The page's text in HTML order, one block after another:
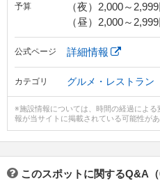
予算
（夜）2,000～
（昼）2,000～
公式ページ 詳細情報
カテゴリ グルメ・レストラン
※施設情報については、時間の経過によ
報が当サイトに掲載されている可能性があ
このスポットに関するQ&A（